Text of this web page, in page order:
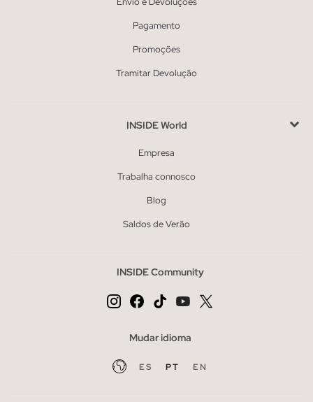
Pagamento
Promoções
Tramitar Devolução
INSIDE World
Empresa
Trabalha connosco
Blog
Saldos de Verão
INSIDE Community
Mudar idioma
ES PT EN